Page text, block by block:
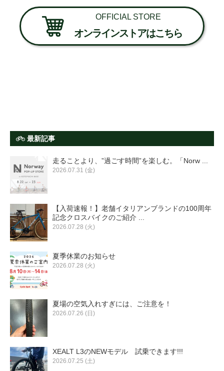
OFFICIAL STORE
オンラインストアはこちら
最新記事
走ることより、”過ごす時間”を楽しむ。「Norw ...
2026.07.31 (金)
【入荷速報！】老舗イタリアンブランドの100周年
記念クロスバイクのご紹介 ...
2026.07.28 (火)
夏季休業のお知らせ
2026.07.28 (火)
夏場の空気入れすぎには、ご注意を！
2026.07.26 (日)
XEALT L3のNEWモデル 試乗できます!!!
2026.07.25 (土)